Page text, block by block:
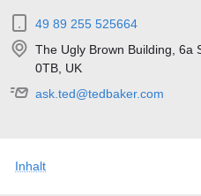
Inhalt
49 89 255 525664
The Ugly Brown Building, 6a
0TB, UK
ask.ted@tedbaker.com